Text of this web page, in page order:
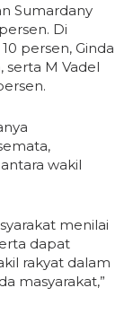
Sumardany
Di
persen, Ginda
serta M Vadel
wakil
menilai
dapat
rakyat dalam
masyarakat,”